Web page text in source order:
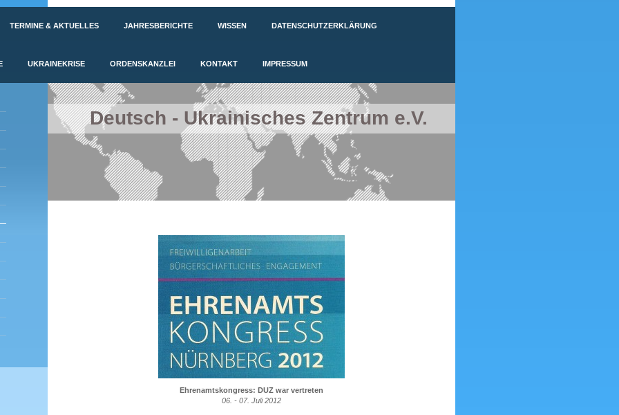
TERMINE & AKTUELLES JAHRESBERICHTE WISSEN DATENSCHUTZERKLÄRUNG
UKRAINEKRISE ORDENSKANZLEI KONTAKT IMPRESSUM
Deutsch - Ukrainisches Zentrum e.V.
Ehrenamtskongress: DUZ war vertreten
06. - 07. Juli 2012